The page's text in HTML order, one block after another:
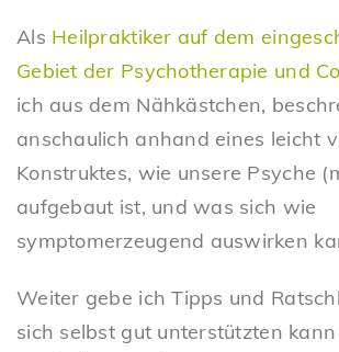
Als Heilpraktiker auf dem
Gebiet der Psychotherapie und
ich aus dem Nähkästchen,
anschaulich anhand eines leicht
Konstruktes, wie unsere Psyche
aufgebaut ist, und was sich wie
symptomerzeugend auswirken
Weiter gebe ich Tipps und
sich selbst gut unterstützten